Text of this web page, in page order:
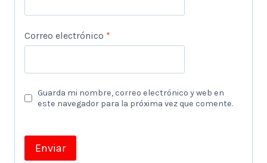
Correo electrónico *
Guarda mi nombre, correo electrónico y web en
este navegador para la próxima vez que comente.